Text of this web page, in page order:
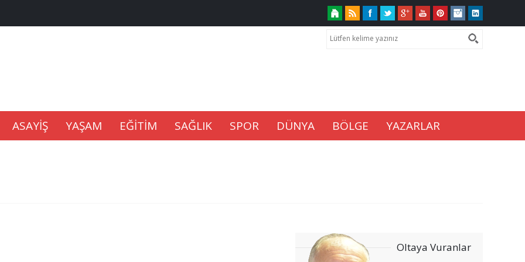
ASAYİŞ YAŞAM EĞİTİM SAĞLIK SPOR DÜNYA BÖLGE YAZARLAR
Oltaya Vuranlar